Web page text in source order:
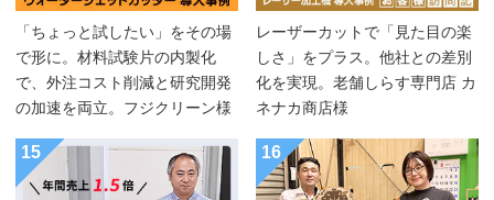
「ちょっと試したい」をその場
で形に。材料試験片の内製化
で、外注コスト削減と研究開発
の加速を両立。フジクリーン様
レーザーカットで「見た目の楽
しさ」をプラス。他社との差別
化を実現。老舗しらす専門店 カ
ネナカ商店様
15 16